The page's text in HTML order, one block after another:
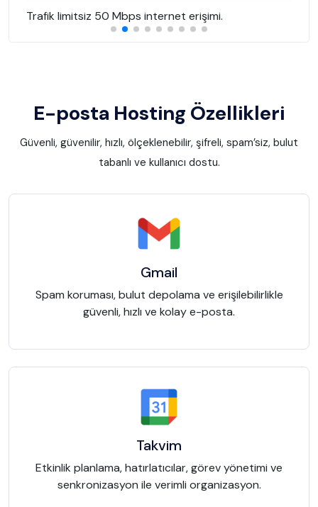
Trafik limitsiz 50 Mbps internet erişimi.
E-posta Hosting Özellikleri
Güvenli, güvenilir, hızlı, ölçeklenebilir, şifreli, spam’siz, bulut
tabanlı ve kullanıcı dostu.
Gmail
Spam koruması, bulut depolama ve erişilebilirlikle
güvenli, hızlı ve kolay e-posta.
Takvim
Etkinlik planlama, hatırlatıcılar, görev yönetimi ve
senkronizasyon ile verimli organizasyon.